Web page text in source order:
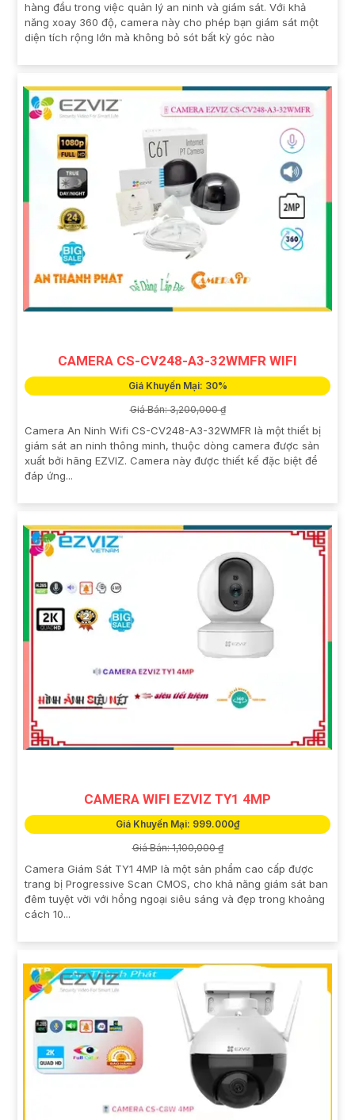
hàng đầu trong việc quản lý an ninh và giám sát. Với khả
năng xoay 360 độ, camera này cho phép bạn giám sát một
diện tích rộng lớn mà không bỏ sót bất kỳ góc nào
CAMERA CS-CV248-A3-32WMFR WIFI
Giá Khuyến Mại: 30%
Giá Bán: 3,200,000 ₫
Camera An Ninh Wifi CS-CV248-A3-32WMFR là một thiết bị
giám sát an ninh thông minh, thuộc dòng camera được sản
xuất bởi hãng EZVIZ. Camera này được thiết kế đặc biệt để
đáp ứng...
CAMERA WIFI EZVIZ TY1 4MP
Giá Khuyến Mại: 999.000₫
Giá Bán: 1,100,000 ₫
Camera Giám Sát TY1 4MP là một sản phẩm cao cấp được
trang bị Progressive Scan CMOS, cho khả năng giám sát ban
đêm tuyệt vời với hồng ngoại siêu sáng và đẹp trong khoảng
cách 10...